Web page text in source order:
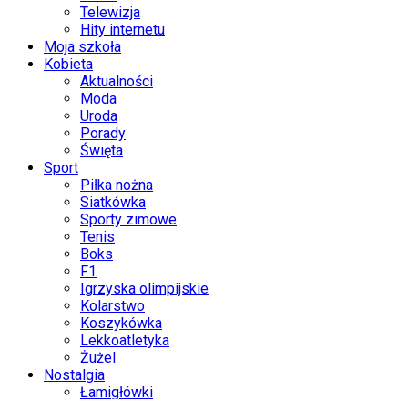
Telewizja
Hity internetu
Moja szkoła
Kobieta
Aktualności
Moda
Uroda
Porady
Święta
Sport
Piłka nożna
Siatkówka
Sporty zimowe
Tenis
Boks
F1
Igrzyska olimpijskie
Kolarstwo
Koszykówka
Lekkoatletyka
Żużel
Nostalgia
Łamigłówki